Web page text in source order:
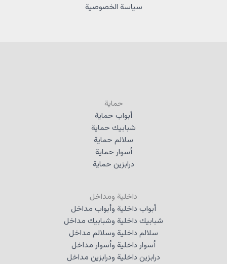
سياسة الخصوصية
حماية
أبواب حماية
شبابيك حماية
سلالم حماية
أسوار حماية
درابزين حماية
داخلية ومداخل
أبواب داخلية وأبواب مداخل
شبابيك داخلية وشبابيك مداخل
سلالم داخلية وسلالم مداخل
أسوار داخلية وأسوار مداخل
درابزين داخلية ودرابزين مداخل